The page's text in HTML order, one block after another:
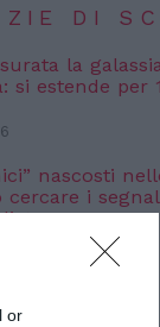
or
DI
la
si estende per
nascosti
cercare i
DI